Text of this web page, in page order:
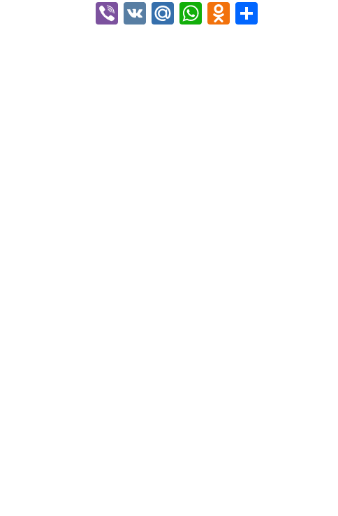
Viber
VK Mail.Ru
WhatsApp